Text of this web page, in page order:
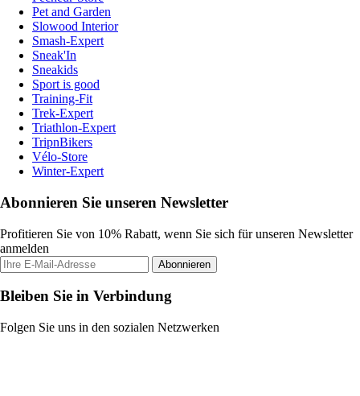
Pet and Garden
Slowood Interior
Smash-Expert
Sneak'In
Sneakids
Sport is good
Training-Fit
Trek-Expert
Triathlon-Expert
TripnBikers
Vélo-Store
Winter-Expert
Abonnieren Sie unseren Newsletter
Profitieren Sie von 10% Rabatt, wenn Sie sich für unseren Newsletter
anmelden
Abonnieren
Bleiben Sie in Verbindung
Folgen Sie uns in den sozialen Netzwerken